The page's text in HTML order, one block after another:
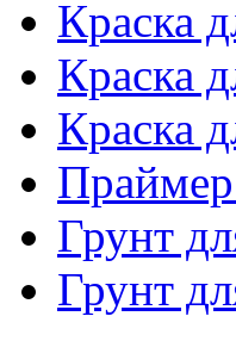
Краска
Краска
Краска
Грунт
Грунт